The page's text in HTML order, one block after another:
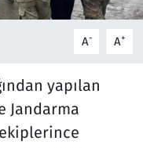
A- A+
yapılan
Jandarma